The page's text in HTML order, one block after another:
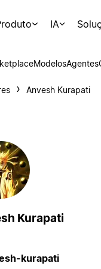
IA
ModelosAgentes
Anvesh Kurapati
Kurapati
kurapati